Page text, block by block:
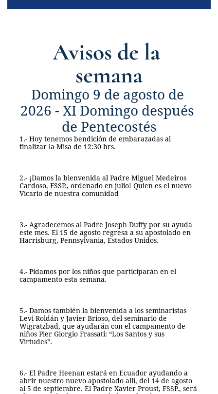
Avisos de la
semana
Domingo 9 de agosto de
2026 - XI Domingo después
de Pentecostés
1.- Hoy tenemos bendición de embarazadas al
finalizar la Misa de 12:30 hrs.
2.- ¡Damos la bienvenida al Padre Miguel Medeiros
Cardoso, FSSP., ordenado en julio! Quien es el nuevo
Vicario de nuestra comunidad
3.- Agradecemos al Padre Joseph Duffy por su ayuda
este mes. El 15 de agosto regresa a su apostolado en
Harrisburg, Pennsylvania, Estados Unidos.
4.- Pidamos por los niños que participarán en el
campamento esta semana.
5.- Damos también la bienvenida a los seminaristas
Levi Roldán y Javier Brioso, del seminario de
Wigratzbad, que ayudarán con el campamento de
niños Pier Giorgio Frassati: “Los Santos y sus
Virtudes”.
6.- El Padre Heenan estará en Ecuador ayudando a
abrir nuestro nuevo apostolado allí, del 14 de agosto
al 5 de septiembre. El Padre Xavier Proust, FSSP., será